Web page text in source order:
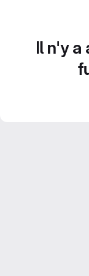
Il n'y a